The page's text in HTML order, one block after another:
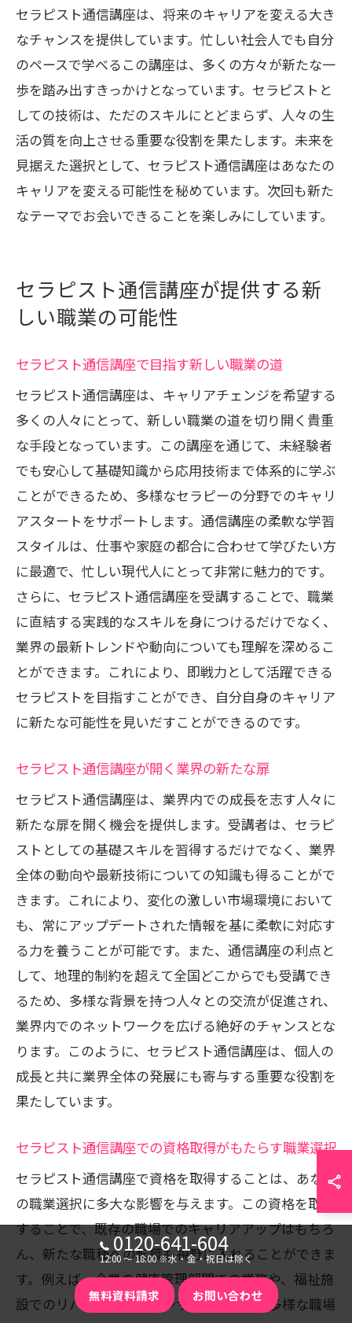
セラピスト通信講座は、将来のキャリアを変える大き
なチャンスを提供しています。忙しい社会人でも自分
のペースで学べるこの講座は、多くの方々が新たな一
歩を踏み出すきっかけとなっています。セラピストと
しての技術は、ただのスキルにとどまらず、人々の生
活の質を向上させる重要な役割を果たします。未来を
見据えた選択として、セラピスト通信講座はあなたの
キャリアを変える可能性を秘めています。次回も新た
なテーマでお会いできることを楽しみにしています。
セラピスト通信講座が提供する新
しい職業の可能性
セラピスト通信講座で目指す新しい職業の道
セラピスト通信講座は、キャリアチェンジを希望する
多くの人々にとって、新しい職業の道を切り開く貴重
な手段となっています。この講座を通じて、未経験者
でも安心して基礎知識から応用技術まで体系的に学ぶ
ことができるため、多様なセラピーの分野でのキャリ
アスタートをサポートします。通信講座の柔軟な学習
スタイルは、仕事や家庭の都合に合わせて学びたい方
に最適で、忙しい現代人にとって非常に魅力的です。
さらに、セラピスト通信講座を受講することで、職業
に直結する実践的なスキルを身につけるだけでなく、
業界の最新トレンドや動向についても理解を深めるこ
とができます。これにより、即戦力として活躍できる
セラピストを目指すことができ、自分自身のキャリア
に新たな可能性を見いだすことができるのです。
セラピスト通信講座が開く業界の新たな扉
セラピスト通信講座は、業界内での成長を志す人々に
新たな扉を開く機会を提供します。受講者は、セラピ
ストとしての基礎スキルを習得するだけでなく、業界
全体の動向や最新技術についての知識も得ることがで
きます。これにより、変化の激しい市場環境において
も、常にアップデートされた情報を基に柔軟に対応す
る力を養うことが可能です。また、通信講座の利点と
して、地理的制約を超えて全国どこからでも受講でき
るため、多様な背景を持つ人々との交流が促進され、
業界内でのネットワークを広げる絶好のチャンスとな
ります。このように、セラピスト通信講座は、個人の
成長と共に業界全体の発展にも寄与する重要な役割を
果たしています。
セラピスト通信講座での資格取得がもたらす職業選択
セラピスト通信講座で資格を取得することは、あなた
の職業選択に多大な影響を与えます。この資格を取得
することで、既存の職場でのキャリアアップはもちろ
ん、新たな職種への転職も視野に入れることができま
す。例えば、企業の健康管理部門での業務や、福祉施
設でのリハビリテーションサポートなど、多様な職場
0120-641-604
12:00 〜 18:00 ※水・金・祝日は除く
無料資料請求 お問い合わせ